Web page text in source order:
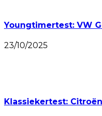
Youngtimertest: VW
23/10/2025
Klassiekertest: